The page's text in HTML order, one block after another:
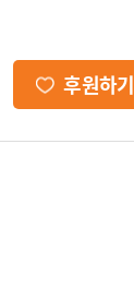
후원하기